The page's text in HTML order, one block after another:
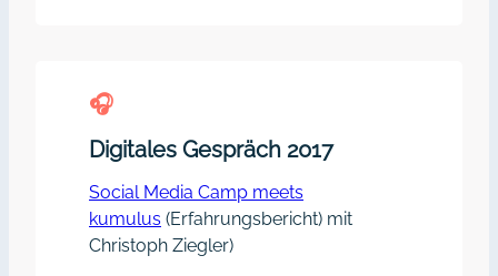
🎧︎
Digitales Gespräch 2017
Social Media Camp meets
kumulus (Erfahrungsbericht) mit
Christoph Ziegler)